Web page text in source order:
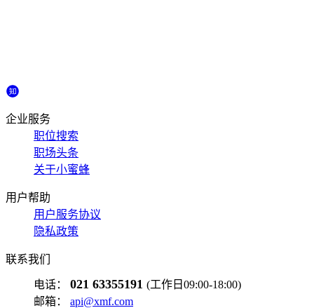
企业服务
职位搜索
职场头条
关于小蜜蜂
用户帮助
用户服务协议
隐私政策
联系我们
电话： 021 63355191 (工作日09:00-18:00)
邮箱： api@xmf.com